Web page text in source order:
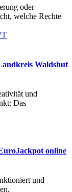
oder
welche Rechte
Waldshut
und
Das
online
und